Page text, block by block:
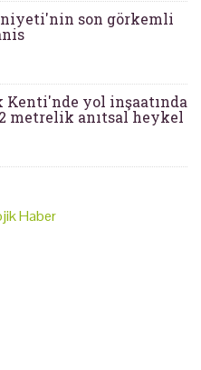
son görkemli
Kenti'nde yol inşaatında
metrelik anıtsal heykel